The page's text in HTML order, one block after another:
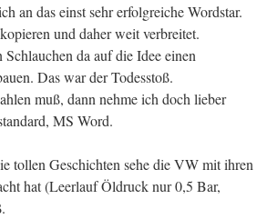
an das einst sehr erfolgreiche Wordstar.
und daher weit verbreitet.
da auf die Idee einen
Das war der Todesstoß.
muß, dann nehme ich doch lieber
MS Word.
tollen Geschichten sehe die VW mit ihren
hat (Leerlauf Öldruck nur 0,5 Bar,